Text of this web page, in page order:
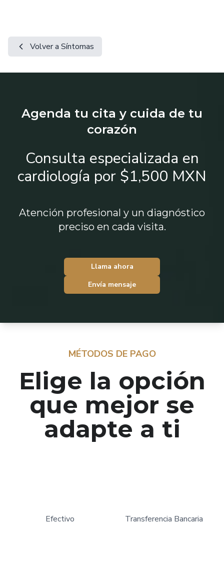
Volver a Síntomas
Agenda tu cita y cuida de tu
corazón
Consulta especializada en
cardiología por $1,500 MXN
Atención profesional y un diagnóstico
preciso en cada visita.
Llama ahora
Envía mensaje
MÉTODOS DE PAGO
Elige la opción
que mejor se
adapte a ti
Efectivo Transferencia Bancaria